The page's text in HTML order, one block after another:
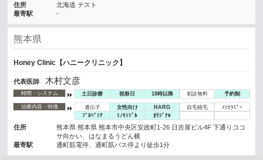
住所
北海道 テスト
最寄駅
-
熊本県
Honey Clinic【ハニークリニック】
代表医師 木村文彦
時間・システム 土日診療 祝祭日 18時以降 初診無料 予約制
治療内容・特徴 遺伝子 女性向け HARG 自毛植毛
ﾒｿｾﾗﾋﾟｰ
ﾌﾟﾛﾍﾟｼｱ
ﾐﾉｷｼｼﾞﾙ ｵﾘｼﾞﾅﾙ
住所
熊本県 熊本県 熊本市中央区安政町1-26 日吉屋ビル4F 下通りココ
サ向かい、はなまるうどん横
最寄駅
通町筋電停、通町筋バス停より徒歩1分